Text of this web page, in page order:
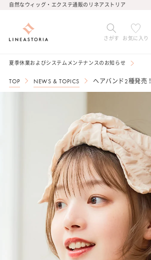
ンツに
自然なウィッグ・エクステ通販のリネアストリア
さがす お気に入り
夏季休業およびシステムメンテナンスのお知らせ
TOP NEWS & TOPICS ヘアバンド2種発売！